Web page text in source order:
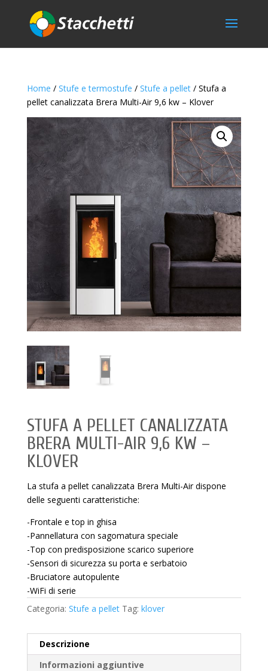
Home / Stufe e termostufe / Stufe a pellet/ Stufa a
pellet canalizzata Brera Multi-Air 9,6 kw – Klover
STUFA A PELLET CANALIZZATA
BRERA MULTI-AIR 9,6 KW –
KLOVER
La stufa a pellet canalizzata Brera Multi-Air dispone
delle seguenti caratteristiche:
-Frontale e top in ghisa
-Pannellatura con sagomatura speciale
-Top con predisposizione scarico superiore
-Sensori di sicurezza su porta e serbatoio
-Bruciatore autopulente
-WiFi di serie
Categoria: Stufe a pellet Tag: klover
Descrizione
Informazioni aggiuntive